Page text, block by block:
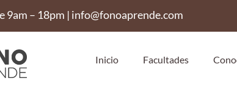
9am – 18pm | info@fonoaprende.com
Inicio Facultades